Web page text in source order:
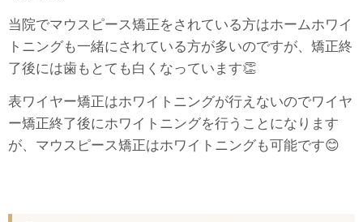
当院でマウスピース矯正をされている方はホームホワイ
トニングも一緒にされている方が多いのですが、矯正終
了後には歯もとても白くなっています👏
表ワイヤー矯正はホワイトニングが行えないのでワイヤ
ー矯正終了後にホワイトニングを行うことになります
が、マウスピース矯正はホワイトニングも可能です😊